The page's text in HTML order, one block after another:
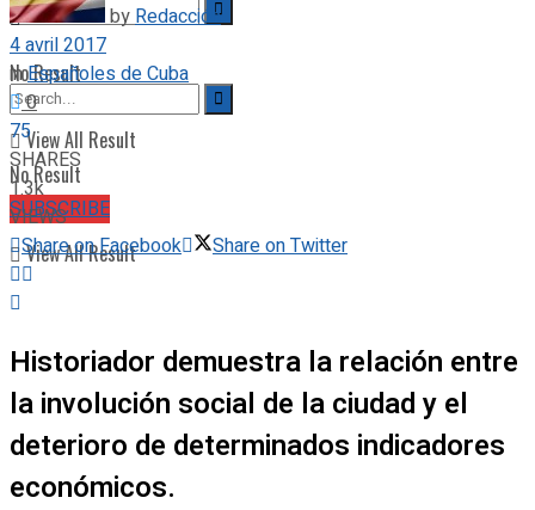
No Result
View All Result
SUBSCRIBE
No Result
View All Result
byRedacción
4 avril 2017
inEspañoles de Cuba
0
75
SHARES
1.3k
VIEWS
Share on Facebook
Share on Twitter
Historiador demuestra la relación entre
la involución social de la ciudad y el
deterioro de determinados indicadores
económicos.